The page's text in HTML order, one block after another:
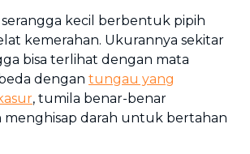
kecil berbentuk pipih
kemerahan. Ukurannya sekitar
bisa terlihat dengan mata
dengan tungau yang
, tumila benar-benar
menghisap darah untuk bertahan